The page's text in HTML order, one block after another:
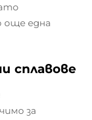
още една
сплавове
за